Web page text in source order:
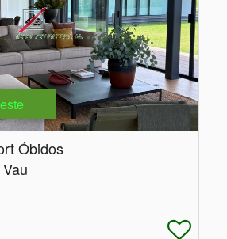
Óbidos